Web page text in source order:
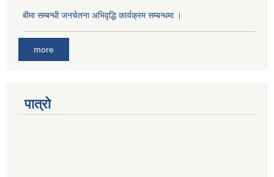
बीमा सम्बन्धी जनचेतना अभिवृद्धि कार्यक्रम सम्बन्धमा ।
more
पात्रो